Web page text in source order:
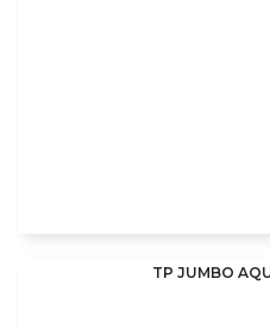
TP JUMBO